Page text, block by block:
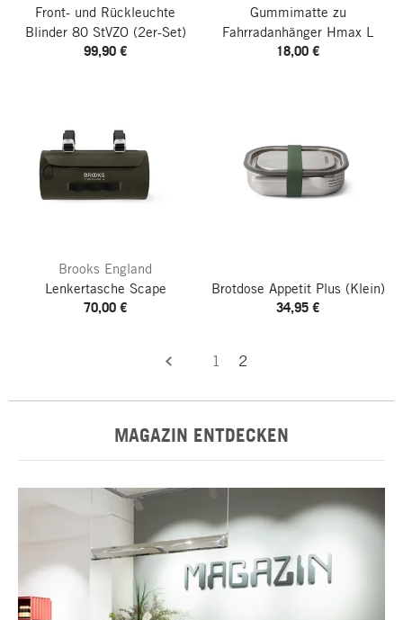
Front- und Rückleuchte
Blinder 80 StVZO(2er-Set)
99,90 €
Gummimatte zu
Fahrradanhänger Hmax L
18,00 €
Brooks England
Lenkertasche Scape
70,00 €
Brotdose Appetit Plus(Klein)
34,95 €
1 2
MAGAZIN ENTDECKEN